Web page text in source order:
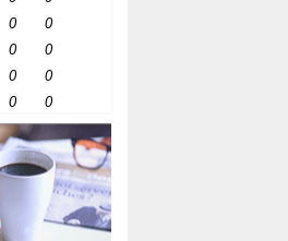
0
0
0
0
0
0
0 0